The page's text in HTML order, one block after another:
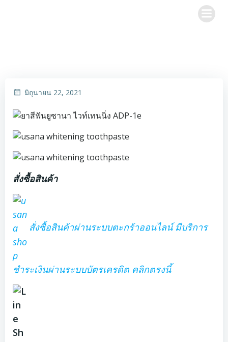
มิถุนายน 22, 2021
สั่งซื้อสินค้า
สั่งซื้อสินค้าผ่านระบบตะกร้าออนไลน์ มีบริการ
ชำระเงินผ่านระบบบัตรเครดิต คลิกตรงนี้